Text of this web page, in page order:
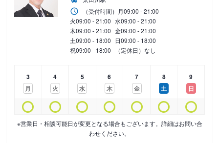
（受付時間） 月09:00 - 21:00
火09:00 - 21:00 水09:00 - 21:00
木09:00 - 21:00 金09:00 - 21:00
土09:00 - 18:00 日09:00 - 18:00
祝09:00 - 18:00 （定休日）なし
3
月
4
火
5
水
6
木
7
金
8
土
9
日
※営業日・相談可能日が変更となる場合もございます。詳細はお問い合
わせください。